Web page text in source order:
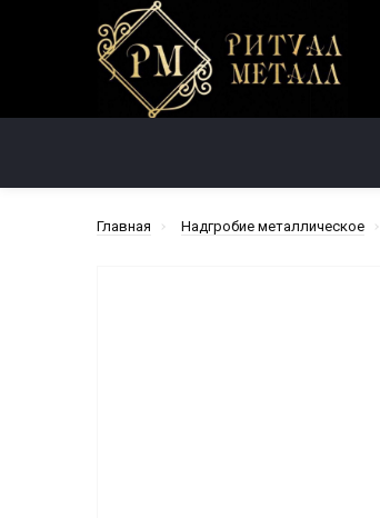
Главная Надгробие металлическое